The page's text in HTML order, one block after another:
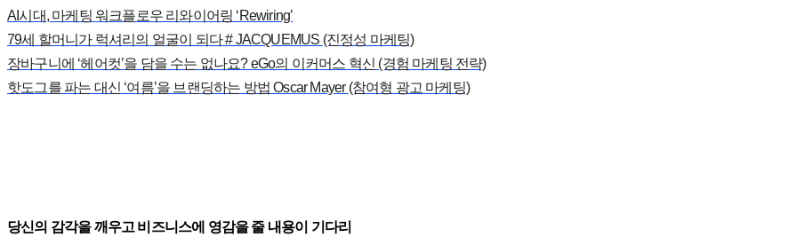
AI시대, 마케팅 워크플로우 리와이어링 ‘Rewiring’
79세 할머니가 럭셔리의 얼굴이 되다 # JACQUEMUS (진정성 마케팅)
장바구니에 ‘헤어컷’을 담을 수는 없나요? eGo의 이커머스 혁신 (경험 마케팅 전략)
핫도그를 파는 대신 ‘여름’을 브랜딩하는 방법 Oscar Mayer (참여형 광고 마케팅)
당신의 감각을 깨우고 비즈니스에 영감을 줄 내용이 기다리